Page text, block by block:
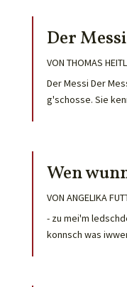
Der Messi
VON THOMAS
Der Messi Der
g'schosse. Sie
Wen
VON ANGELIKA
- zu mei'm
konnsch was